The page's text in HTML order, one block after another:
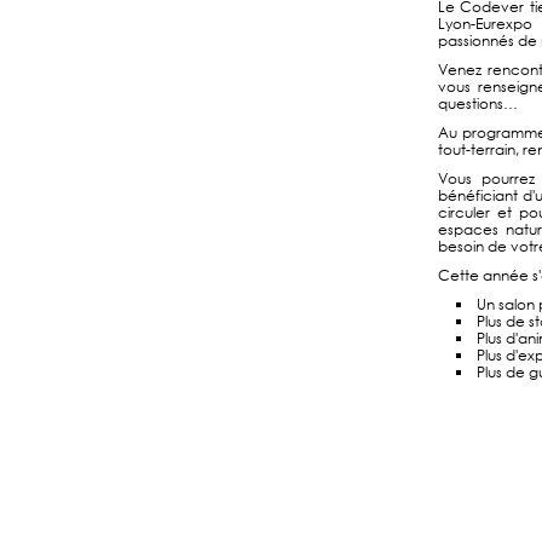
Le Codever
Lyon-
passionnés
Venez
vous
questions…
Au
tout-terrain,
Vous
bénéficiant
circuler et
espaces
besoin de
Cette année
Un salon
Plus de
Plus
Plus
Plus de